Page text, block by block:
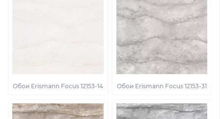
Обои Erismann Focus 12153-14 Обои Erismann Focus 12153-31